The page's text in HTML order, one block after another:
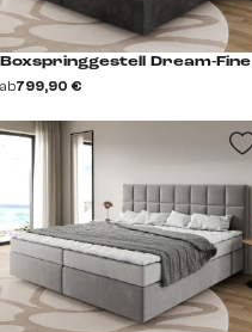
Boxspringgestell Dream-Fine
ab799,90 €